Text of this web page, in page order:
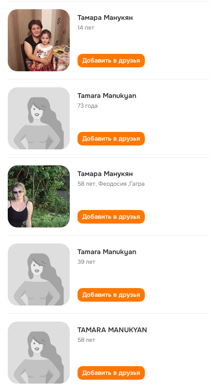
Тамара Манукян
14 лет
Добавить в друзья
Tamara Manukyan
73 года
Добавить в друзья
Тамара Манукян
58 лет,Феодосия ,Гагра
Добавить в друзья
Tamara Manukyan
39 лет
Добавить в друзья
TAMARA MANUKYAN
58 лет
Добавить в друзья